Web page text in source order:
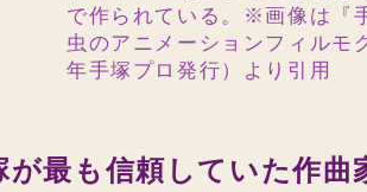
で作られている。※画像は『
虫のアニメーションフィルモ
年手塚プロ発行）より引用
最も信頼していた作曲